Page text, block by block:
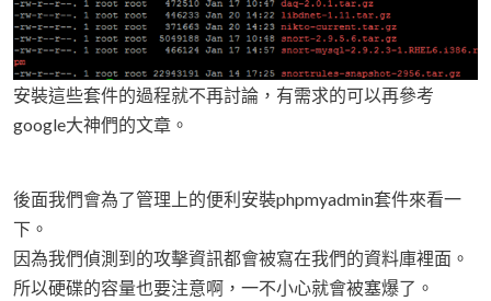
安裝這些套件的過程就不再討論，有需求的可以再參考
google大神們的文章。
後面我們會為了管理上的便利安裝phpmyadmin套件來看一
下。
因為我們偵測到的攻擊資訊都會被寫在我們的資料庫裡面。
所以硬碟的容量也要注意啊，一不小心就會被塞爆了。